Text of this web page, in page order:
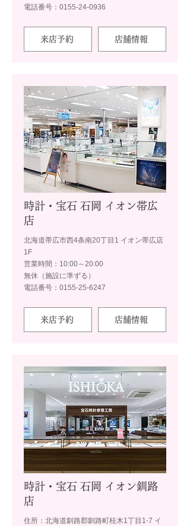
電話番号：0155-24-0936
来店予約 店舗情報
時計・宝石 石岡 イオン帯広
店
北海道帯広市西4条南20丁目1 イオン帯広店
1F
営業時間：10:00～20:00
無休（施設に準ずる）
電話番号：0155-25-6247
来店予約 店舗情報
時計・宝石 石岡 イオン釧路
店
住所：北海道釧路郡釧路町桂木1丁目1-7 イ